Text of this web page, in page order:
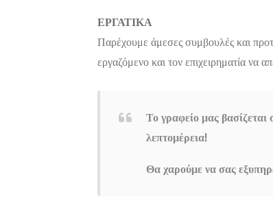
ΕΡΓΑΤΙΚΑ
Παρέχουμε άμεσες συμβουλές και
εργαζόμενο και τον επιχειρηματία να
Το γραφείο μας βασίζεται
λεπτομέρεια!
Θα χαρούμε να σας